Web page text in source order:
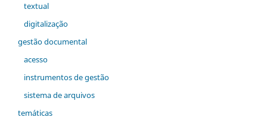
textual
digitalização
gestão documental
acesso
instrumentos de gestão
sistema de arquivos
temáticas